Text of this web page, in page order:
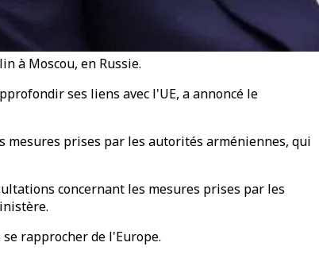
à Moscou, en Russie.
ses liens avec l'UE, a annoncé le
mesures prises par les autorités arméniennes, qui
concernant les mesures prises par les
rapprocher de l'Europe.